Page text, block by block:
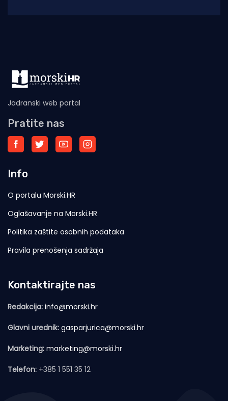
Jadranski web portal
Pratite nas
Info
O portalu Morski.HR
Oglašavanje na Morski.HR
Politika zaštite osobnih podataka
Pravila prenošenja sadržaja
Kontaktirajte nas
Redakcija: info@morski.hr
Glavni urednik: gasparjurica@morski.hr
Marketing: marketing@morski.hr
Telefon: +385 1 551 35 12